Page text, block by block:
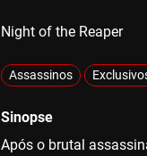
Night of the Reaper
Assassinos
Sinopse
Após o brutal